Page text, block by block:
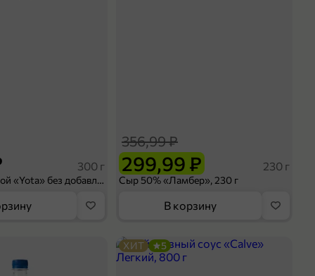
300 г
Йогурт питьевой «Yota» без добавления сахара, 300 г
299,99 ₽
356,99 ₽
230 г
Сыр 50% «Ламбер», 230 г
В корзину
ХИТ 5